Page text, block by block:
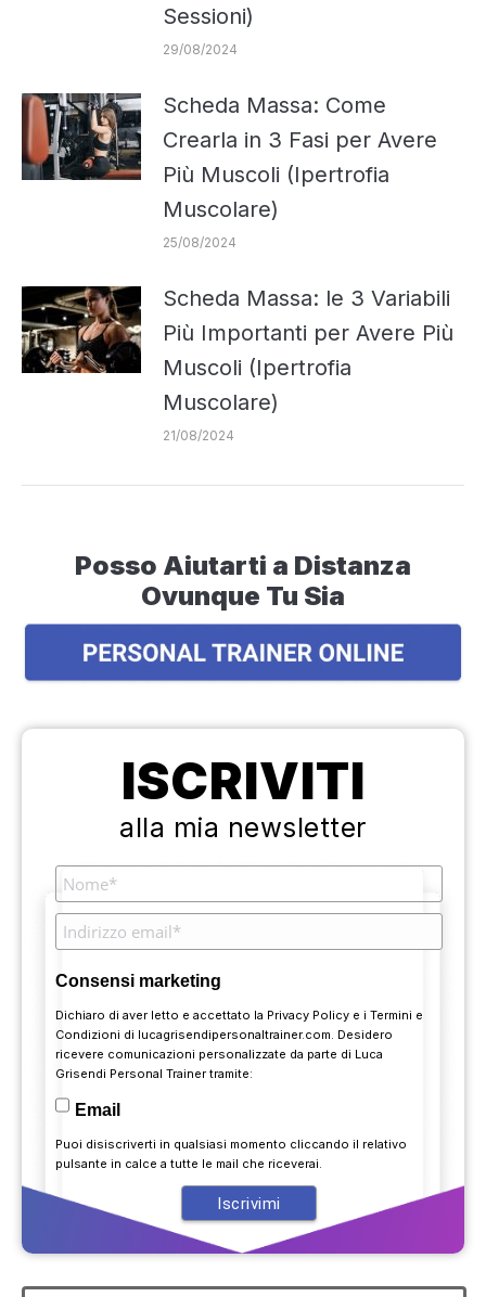
Sessioni)
29/08/2024
Scheda Massa: Come
Crearla in 3 Fasi per Avere
Più Muscoli (Ipertrofia
Muscolare)
25/08/2024
Scheda Massa: le 3 Variabili
Più Importanti per Avere Più
Muscoli (Ipertrofia
Muscolare)
21/08/2024
Posso Aiutarti a Distanza
Ovunque Tu Sia
ISCRIVITI
alla mia newsletter
Consensi marketing
Dichiaro di aver letto e accettato la Privacy Policy e iTermini e
Condizioni di lucagrisendipersonaltrainer.com. Desidero
ricevere comunicazioni personalizzate da parte di Luca
Grisendi Personal Trainer tramite:
Email
Puoi disiscriverti in qualsiasi momento cliccando il relativo
pulsante in calce a tutte le mail che riceverai.